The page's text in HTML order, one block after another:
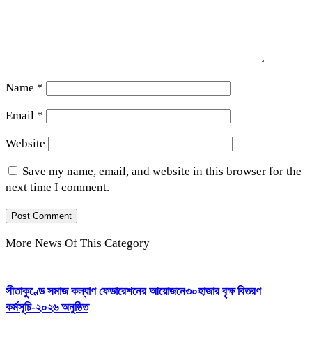
Name *
Email *
Website
Save my name, email, and website in this browser for the
next time I comment.
More News Of This Category
সীতাকুণ্ডে সমাজ কল্যাণ ফেডারেশনের আয়োজনে৩০হাজার বৃক্ষ বিতরণ
কর্মসূচি-২০২৬ অনুষ্ঠিত